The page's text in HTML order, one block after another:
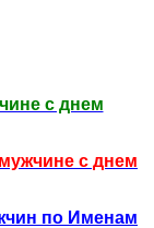
с днем
с днем
по Именам